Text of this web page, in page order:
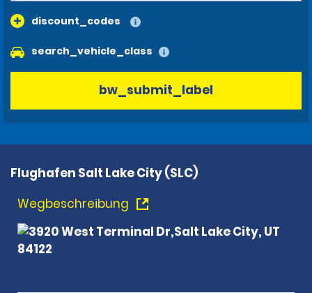
discount_codes
search_vehicle_class
bw_submit_label
Flughafen Salt Lake City (SLC)
Wegbeschreibung